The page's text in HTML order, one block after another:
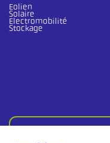
Eolien
Solaire
Electromobilité
Stockage